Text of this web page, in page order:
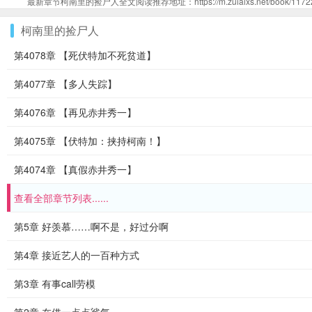
柯南里的捡尸人
第4078章 【死伏特加不死贫道】
第4077章 【多人失踪】
第4076章 【再见赤井秀一】
第4075章 【伏特加：挟持柯南！】
第4074章 【真假赤井秀一】
查看全部章节列表......
第5章 好羡慕……啊不是，好过分啊
第4章 接近艺人的一百种方式
第3章 有事call劳模